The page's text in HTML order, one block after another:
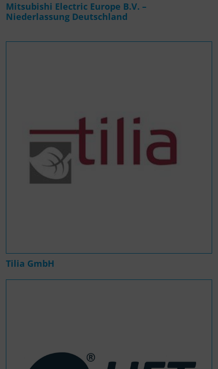
Mitsubishi Electric Europe B.V. –
Niederlassung Deutschland
Tilia GmbH